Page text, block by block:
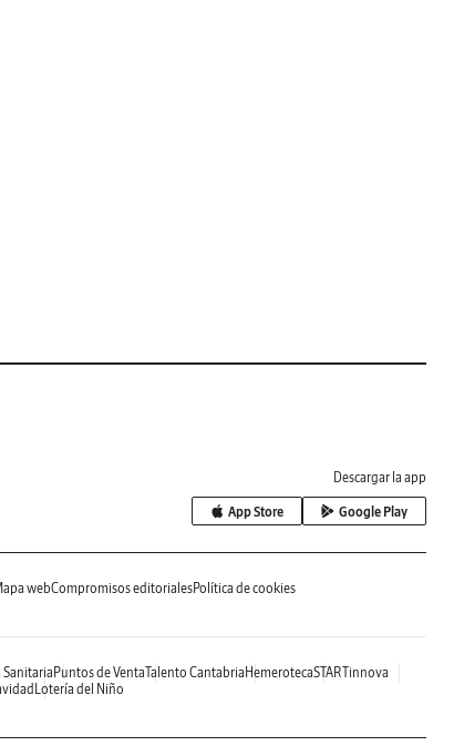
Descargar la app
App Store Google Play
webCompromisos editorialesPolítica de cookies
Sanitaria Puntos de VentaTalento Cantabria HemerotecaSTARTinnova
Lotería del Niño